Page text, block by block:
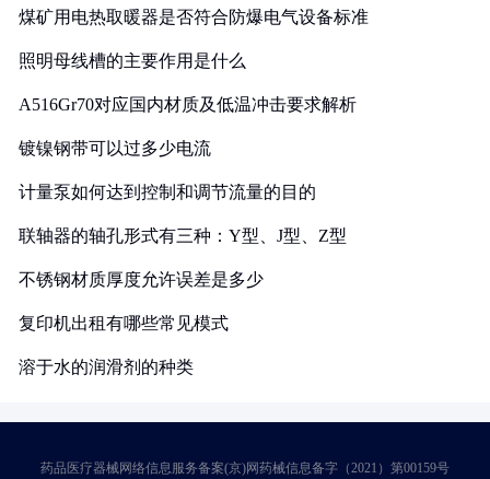
煤矿用电热取暖器是否符合防爆电气设备标准
照明母线槽的主要作用是什么
A516Gr70对应国内材质及低温冲击要求解析
镀镍钢带可以过多少电流
计量泵如何达到控制和调节流量的目的
联轴器的轴孔形式有三种：Y型、J型、Z型
不锈钢材质厚度允许误差是多少
复印机出租有哪些常见模式
溶于水的润滑剂的种类
药品医疗器械网络信息服务备案(京)网药械信息备字（2021）第00159号